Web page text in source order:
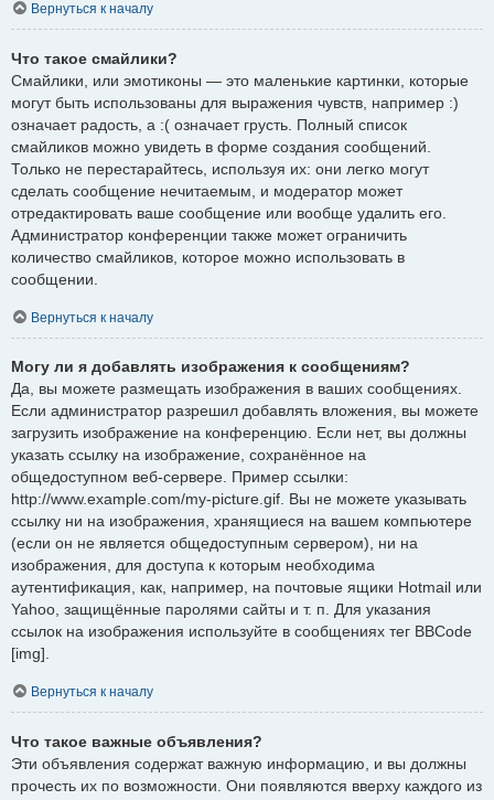
Вернуться к началу
Что такое смайлики?
Смайлики, или эмотиконы — это маленькие картинки, которые
могут быть использованы для выражения чувств, например :)
означает радость, а :( означает грусть. Полный список
смайликов можно увидеть в форме создания сообщений.
Только не перестарайтесь, используя их: они легко могут
сделать сообщение нечитаемым, и модератор может
отредактировать ваше сообщение или вообще удалить его.
Администратор конференции также может ограничить
количество смайликов, которое можно использовать в
сообщении.
Вернуться к началу
Могу ли я добавлять изображения к сообщениям?
Да, вы можете размещать изображения в ваших сообщениях.
Если администратор разрешил добавлять вложения, вы можете
загрузить изображение на конференцию. Если нет, вы должны
указать ссылку на изображение, сохранённое на
общедоступном веб-сервере. Пример ссылки:
http://www.example.com/my-picture.gif. Вы не можете указывать
ссылку ни на изображения, хранящиеся на вашем компьютере
(если он не является общедоступным сервером), ни на
изображения, для доступа к которым необходима
аутентификация, как, например, на почтовые ящики Hotmail или
Yahoo, защищённые паролями сайты и т. п. Для указания
ссылок на изображения используйте в сообщениях тег BBCode
[img].
Вернуться к началу
Что такое важные объявления?
Эти объявления содержат важную информацию, и вы должны
прочесть их по возможности. Они появляются вверху каждого из